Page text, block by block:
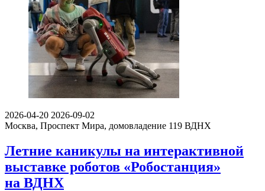
2026-04-20 2026-09-02
Москва, Проспект Мира, домовладение 119 ВДНХ
Летние каникулы на интерактивной
выставке роботов «Робостанция»
на ВДНХ